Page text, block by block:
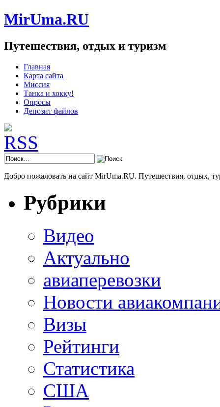
MirUma.RU
Путешествия, отдых и туризм
Главная
Карта сайта
Миссия
Танка и хокку!
Опросы
Депозит файлов
Добро пожаловать на сайт MirUma.RU. Путешествия, отдых,
Рубрики
Видео
Актуально
авиаперевозки
Новости
Визы
Рейтинги
Статистика
США